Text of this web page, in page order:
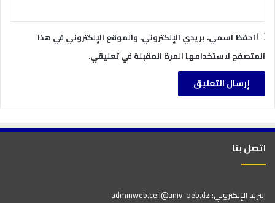
احفظ اسمي، بريدي الإلكتروني، والموقع الإلكتروني في هذا
المتصفح لاستخدامها المرة المقبلة في تعليقي.
اتصل بنا
البريد الإلكتروني: adminweb.ceil@univ-oeb.dz